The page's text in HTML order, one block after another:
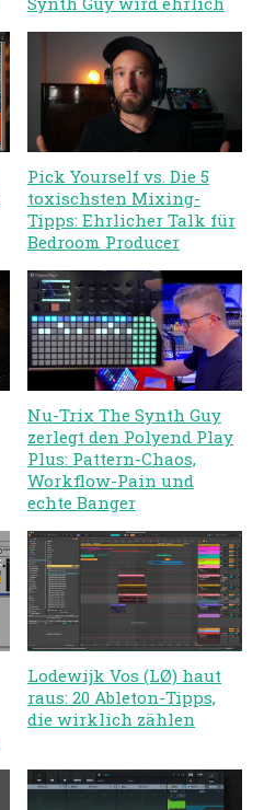
Pick Yourself vs. Die 5
toxischsten Mixing-
Tipps: Ehrlicher Talk für
Bedroom Producer
Nu-Trix The Synth Guy
zerlegt den Polyend Play
Plus: Pattern-Chaos,
Workflow-Pain und
echte Banger
Lodewijk Vos (LØ) haut
raus: 20 Ableton-Tipps,
die wirklich zählen